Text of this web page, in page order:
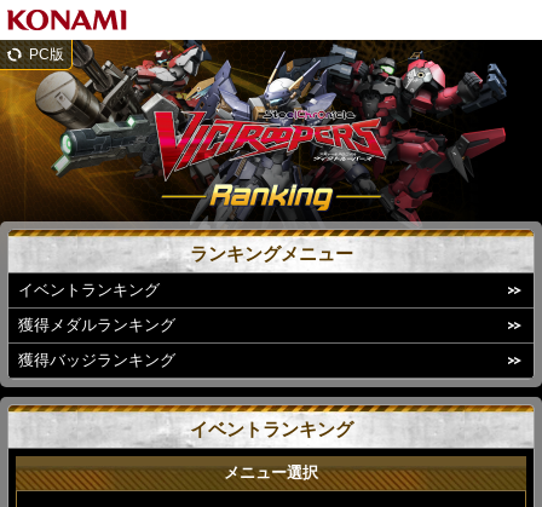
PC版
ランキングメニュー
イベントランキング
獲得メダルランキング
獲得バッジランキング
イベントランキング
メニュー選択